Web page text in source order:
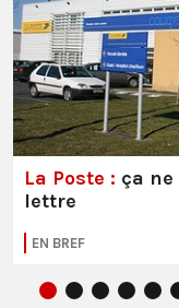
La Poste : ça ne
lettre
EN BREF